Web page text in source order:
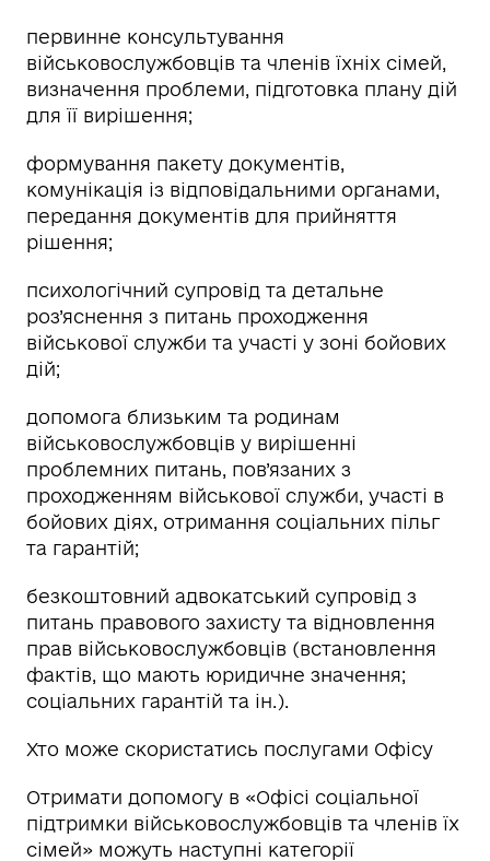
первинне консультування
військовослужбовців та членів їхніх сімей,
визначення проблеми, підготовка плану дій
для її вирішення;
формування пакету документів,
комунікація із відповідальними органами,
передання документів для прийняття
рішення;
психологічний супровід та детальне
роз’яснення з питань проходження
військової служби та участі у зоні бойових
дій;
допомога близьким та родинам
військовослужбовців у вирішенні
проблемних питань, пов’язаних з
проходженням військової служби, участі в
бойових діях, отримання соціальних пільг
та гарантій;
безкоштовний адвокатський супровід з
питань правового захисту та відновлення
прав військовослужбовців (встановлення
фактів, що мають юридичне значення;
соціальних гарантій та ін.).
Хто може скористатись послугами Офісу
Отримати допомогу в «Офісі соціальної
підтримки військовослужбовців та членів їх
сімей» можуть наступні категорії